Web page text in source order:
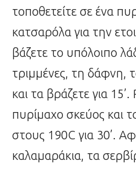
τοποθετείτε σε ένα
κατσαρόλα για την
βάζετε το υπόλοιπο
τριμμένες, τη δάφνη,
και τα βράζετε για
πυρίμαχο σκεύος και
στους 190C για 30’.
καλαμαράκια, τα